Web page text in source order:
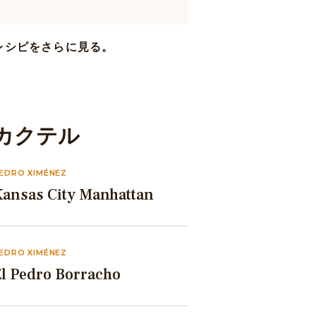
シピをさらに見る。
クテル
XIMÉNEZ
City Manhattan
XIMÉNEZ
Pedro Borracho